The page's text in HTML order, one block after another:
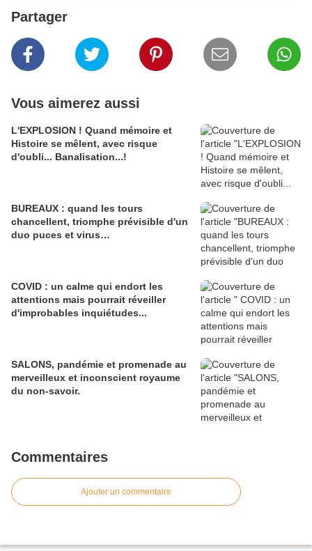
Partager
Vous aimerez aussi
L'EXPLOSION ! Quand mémoire et
Histoire se mêlent, avec risque
d'oubli... Banalisation...!
BUREAUX : quand les tours
chancellent, triomphe prévisible d'un
duo puces et virus…
COVID : un calme qui endort les
attentions mais pourrait réveiller
d'improbables inquiétudes...
SALONS, pandémie et promenade au
merveilleux et inconscient royaume
du non-savoir.
Commentaires
Ajouter un commentaire